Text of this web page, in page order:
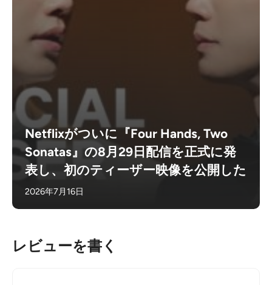
Netflixがついに『Four Hands, Two
Sonatas』の8月29日配信を正式に発
表し、初のティーザー映像を公開した
2026年7月16日
レビューを書く